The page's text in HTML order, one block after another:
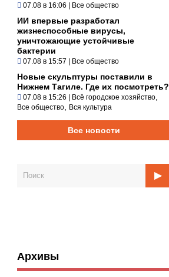
07.08 в 16:06 | Все общество
ИИ впервые разработал
жизнеспособные вирусы,
уничтожающие устойчивые
бактерии
07.08 в 15:57 | Все общество
Новые скульптуры поставили в
Нижнем Тагиле. Где их посмотреть?
07.08 в 15:26 | Всё городское хозяйство
Все общество Вся культура
Все новости
Архивы